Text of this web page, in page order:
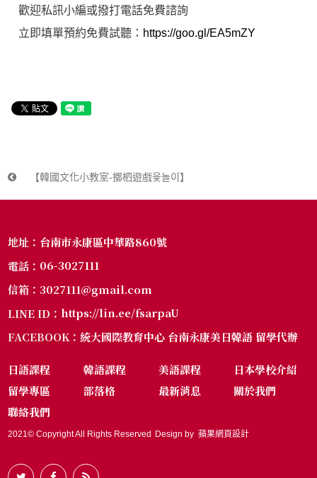
歡迎私訊小編或撥打電話免費諮詢
立即填單預約免費試聽： https://goo.gl/EA5mZY
【韓國文化小教室-擲柶遊戲윷놀이】
地址： 台南市永康區中華路860號
電話： 06-3027111
信箱：3027111@gmail.com
LINE ID： https://lin.ee/fsarpaU
FACEBOOK：統大國際教育中心 台南永康美日韓語 留學代辦
日語課程 韓語課程 美語課程
日本學校介紹
留學專區
部落格 最新消息
關於我們
聯絡我們
2021© Copyright All Rights Reserved Design by蘋果網頁設計